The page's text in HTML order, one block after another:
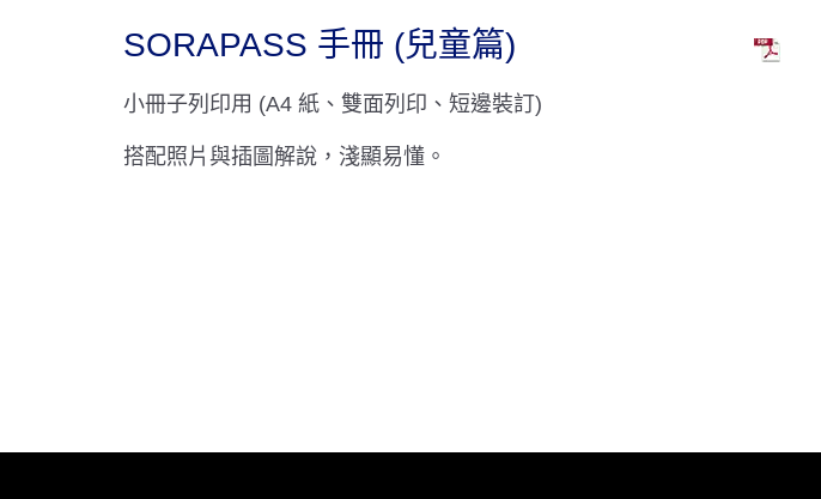
SORAPASS 手冊 (兒童篇)
小冊子列印用 (A4 紙、雙面列印、短邊裝訂)
搭配照片與插圖解說，淺顯易懂。